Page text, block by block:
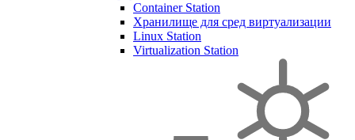
Container Station
Хранилище для сред виртуализации
Linux Station
Virtualization Station